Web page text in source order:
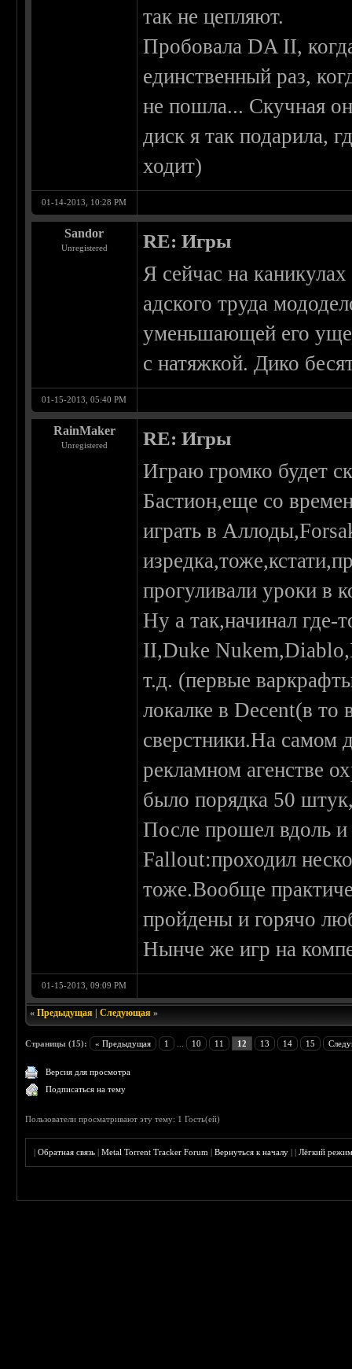
так не цепляют.
Пробовала DA II,
единственный раз,
не пошла... Скучная
диск я так подарила,
ходит)
01-14-2013, 10:28 PM
Sandor
Unregistered RE: Игры
Я сейчас на
адского труда
уменьшающей его
с натяжкой. Дико
01-15-2013, 05:40 PM
RainMaker
Unregistered RE: Игры
Играю громко будет
Бастион,еще со
играть в
прогуливали уроки в
Ну а так,начинал где-
II,Duke
т.д. (первые
локалке в Decent(в то
сверстники.На самом
рекламном агенстве
было порядка 50
После прошел вдоль
Fallout:проходил
тоже.Вообще
пройдены и горячо
Нынче же игр на
01-15-2013, 09:09 PM
«Предыдущая |Следующая »
Страницы (15): « Предыдущая 1 10 11 12 13 14 15
Версия для просмотра
Подписаться на тему
Пользователи просматривают эту тему: 1 Гость(ей)
|Обратная связь |Metal Torrent Tracker Forum |Вернуться к началу ||Лёгкий